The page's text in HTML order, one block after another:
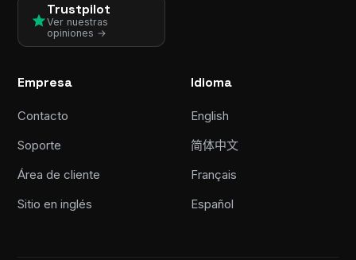
Trustpilot
Ver nuestras
opiniones →
Empresa
Contacto
Soporte
Área de cliente
Sitio en inglés
Idioma
English
简体中文
Français
Español